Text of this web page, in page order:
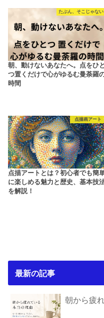
たぶん、そこじゃない
朝、動けないあなたへ。点をひと
つ置くだけで心がゆるむ曼荼羅
時間
点描画アート
点描アートとは？初心者でも簡
に楽しめる魅力と歴史、基本技
を解説！
最新の記事
朝から疲